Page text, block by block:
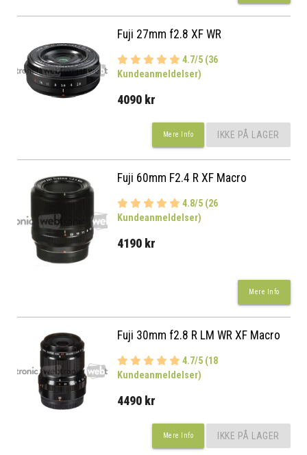
Fuji 27mm f2.8 XF WR
4.7/5 (36
Kundeanmeldelser)
4090 kr
Mere Info IKKE PÅ LAGER
Fuji 60mm F2.4 R XF Macro
4.8/5 (26
Kundeanmeldelser)
4190 kr
Mere Info
Fuji 30mm f2.8 R LM WR XF Macro
4.7/5 (18
Kundeanmeldelser)
4490 kr
Mere Info IKKE PÅ LAGER